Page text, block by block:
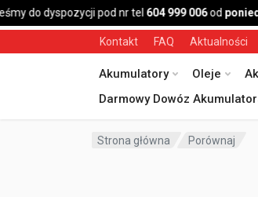
do dyspozycji pod nr tel 604 999 006od
Kontakt FAQ Aktualności
Akumulatory Oleje
Darmowy Dowóz
Strona główna Porównaj